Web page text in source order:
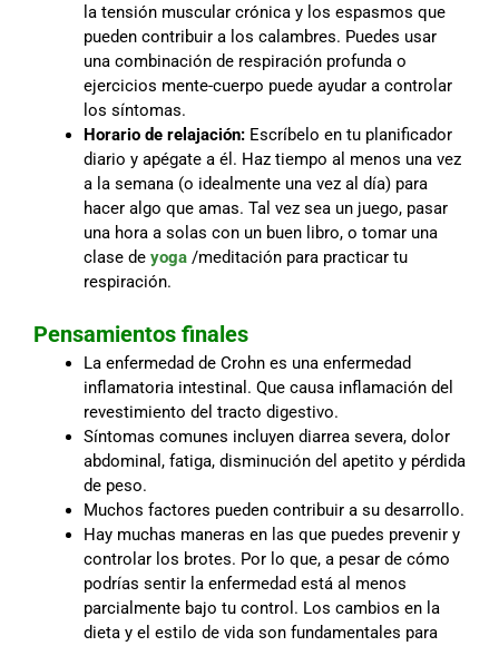
la tensión muscular crónica y los espasmos que
pueden contribuir a los calambres. Puedes usar
una combinación de respiración profunda o
ejercicios mente-cuerpo puede ayudar a controlar
los síntomas.
Horario de relajación: Escríbelo en tu planificador
diario y apégate a él. Haz tiempo al menos una vez
a la semana (o idealmente una vez al día) para
hacer algo que amas. Tal vez sea un juego, pasar
una hora a solas con un buen libro, o tomar una
clase de yoga /meditación para practicar tu
respiración.
Pensamientos finales
La enfermedad de Crohn es una enfermedad
inflamatoria intestinal. Que causa inflamación del
revestimiento del tracto digestivo.
Síntomas comunes incluyen diarrea severa, dolor
abdominal, fatiga, disminución del apetito y pérdida
de peso.
Muchos factores pueden contribuir a su desarrollo.
Hay muchas maneras en las que puedes prevenir y
controlar los brotes. Por lo que, a pesar de cómo
podrías sentir la enfermedad está al menos
parcialmente bajo tu control. Los cambios en la
dieta y el estilo de vida son fundamentales para